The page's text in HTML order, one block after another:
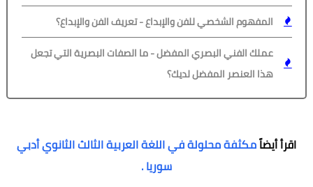
المفهوم الشخصي للفن والإبداع - تعريف الفن والإبداع؟
عملك الفني البصري المفضل - ما الصفات البصرية التي تجعل
هذا العنصر المفضل لديك؟
اقرأ أيضاًمكثفة محلولة في اللغة العربية الثالث الثانوي أدبي
سوريا .